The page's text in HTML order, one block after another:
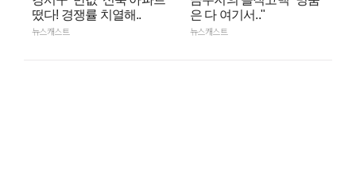
떴다! 경쟁률 치열해..
뉴스캐스트
은 다 여기서.."
뉴스캐스트